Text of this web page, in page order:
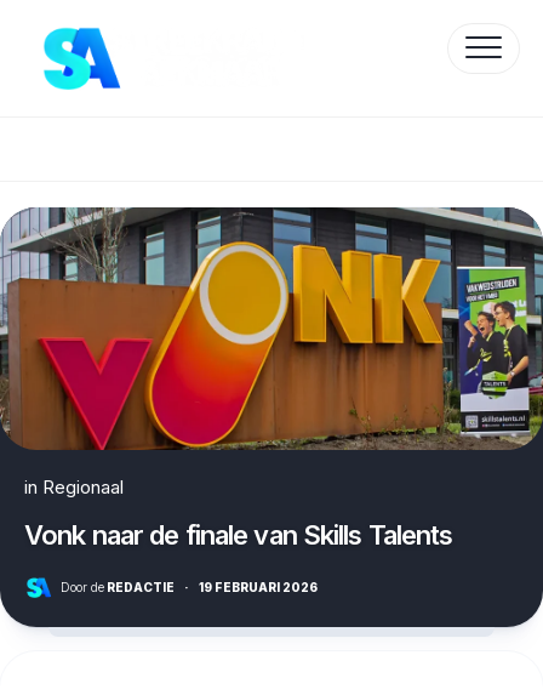
content
in Regionaal
Vonk naar de finale van Skills Talents
Door de REDACTIE · 19 FEBRUARI 2026
Protected by WP Anti-Hacker